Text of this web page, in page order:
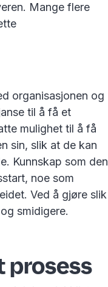
Mange flere
organisasjonen og
til å få et
mulighet til å få
sin, slik at de kan
Kunnskap som den
noe som
Ved å gjøre slik
smidigere.
prosess